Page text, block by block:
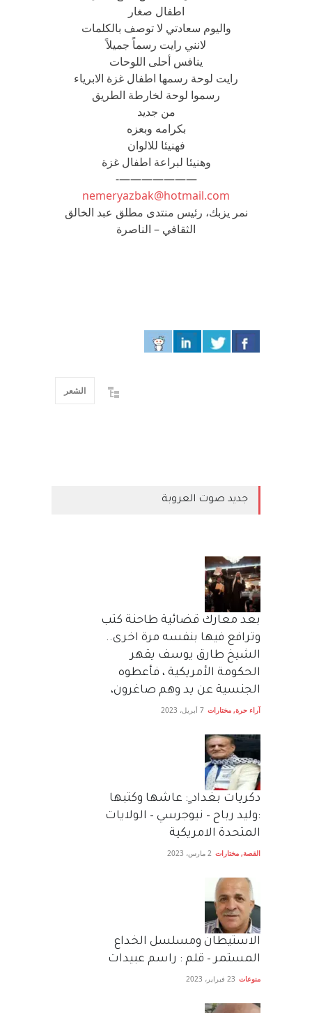
اطفال صغار
واليوم سعادتي لا توصف بالكلمات
لانني رايت رسماً جميلاً
ينافس أحلى اللوحات
رايت لوحة رسمها اطفال غزة الابرياء
رسموا لوحة لخارطة الطريق
من جديد
بكرامه وبعزه
فهنيئا للالوان
وهنيئا لبراعة اطفال غزة
———————-
nemeryazbak@hotmail.com
نمر يزبك، رئيس منتدى مطلق عبد الخالق
الثقافي – الناصرة
الشعر
جديد صوت العروبة
بعد معارك قضائية طاحنة كتب
وترافع فيها بنفسه مرة اخرى..
الشيخ طارق يوسف يقهر
الحكومة الأمريكية ، فأعطوه
الجنسية عن يد وهم صاغرون،
آراء حرة, مختارات 7 أبريل، 2023
دكريات بغداد ٍ: عاشها وكتبها
:وليد رباح – نيوجرسي – الولايات
المتحدة الامريكية
القصة, مختارات 2 مارس، 2023
الاستيطان ومسلسل الخداع
المستمر – قلم : راسم عبيدات
منوعات 23 فبراير، 2023